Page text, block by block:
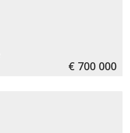
€ 700 000